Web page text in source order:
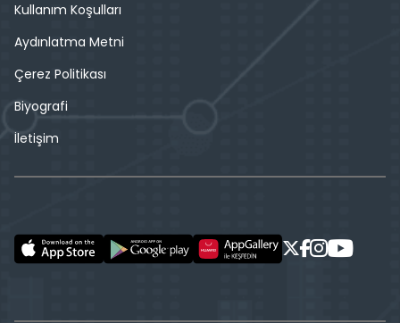
Kullanım Koşulları
Aydınlatma Metni
Çerez Politikası
Biyografi
İletişim